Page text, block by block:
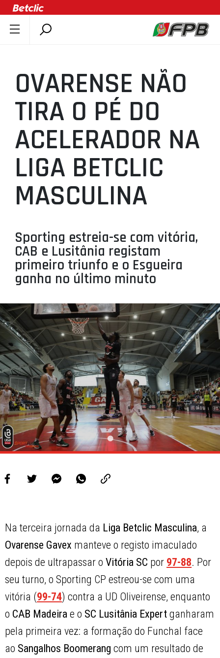
ÚLTIMAS
COMPETIÇÕES
ASSOCIAÇÕES
CLUBES
AGENTES
AGENDA
SELEÇÕES
MINIBASQUETE
PROJETOS
LIGA BETCLIC MASCULINA
LIGA BETCLIC FEMININA
OVARENSE NÃO
TIRA O PÉ DO
ACELERADOR NA
LIGA BETCLIC
MASCULINA
Sporting estreia-se com vitória,
CAB e Lusitânia registam
primeiro triunfo e o Esgueira
ganha no último minuto
Na terceira jornada da Liga Betclic Masculina, a
Ovarense Gavex manteve o registo imaculado
depois de ultrapassar oVitória SC por 97-88. Por
seu turno, o Sporting CP estreou-se com uma
vitória (99-74) contra a UD Oliveirense, enquanto
o CAB Madeira e o SC Lusitânia Expert ganharam
pela primeira vez: a formação do Funchal face
ao Sangalhos Boomerangcom um resultado de